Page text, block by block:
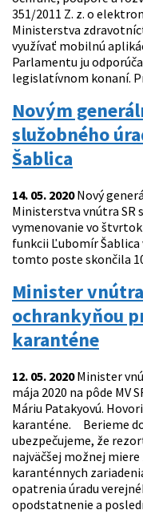
351/2011 Z. z. o
Ministerstva
využívať mobilnú
Parlamentu ju
legislatívnom konaní.
Novým
služobného
Šablica
14. 05. 2020Nový
Ministerstva vnútra SR
vymenovanie vo štvrtok
funkcii Ľubomír
tomto poste skončila
Minister
ochrankyňou
karanténe
12. 05. 2020Minister
mája 2020 na pôde MV
Máriu Patakyovú.
karanténe. Berieme
ubezpečujeme, že
najväčšej možnej
karanténnych
opatrenia úradu
opodstatnenie a